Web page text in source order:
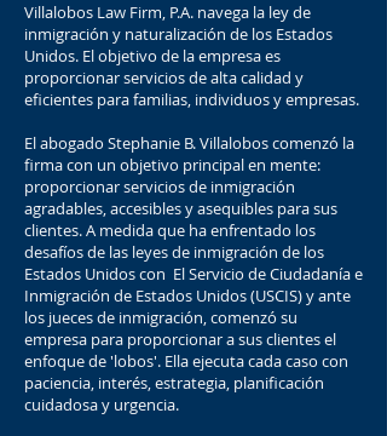
Villalobos Law Firm, P.A. navega la ley de
inmigración y naturalización de los Estados
Unidos. El objetivo de la empresa es
proporcionar servicios de alta calidad y
eficientes para familias, individuos y empresas.
El abogado Stephanie B. Villalobos comenzó la
firma con un objetivo principal en mente:
proporcionar servicios de inmigración
agradables, accesibles y asequibles para sus
clientes. A medida que ha enfrentado los
desafíos de las leyes de inmigración de los
Estados Unidos con El Servicio de Ciudadanía e
Inmigración de Estados Unidos (USCIS) y ante
los jueces de inmigración, comenzó su
empresa para proporcionar a sus clientes el
enfoque de 'lobos'. Ella ejecuta cada caso con
paciencia, interés, estrategia, planificación
cuidadosa y urgencia.